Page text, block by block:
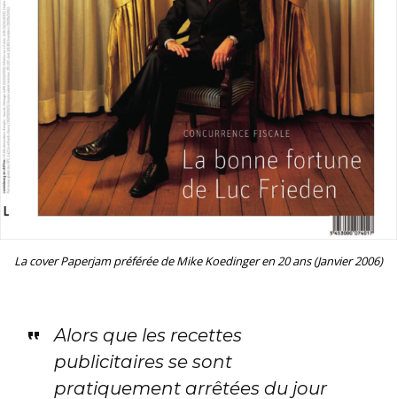
La cover Paperjam préférée de Mike Koedinger en 20 ans (Janvier 2006)
Alors que les recettes
publicitaires se sont
pratiquement arrêtées du jour